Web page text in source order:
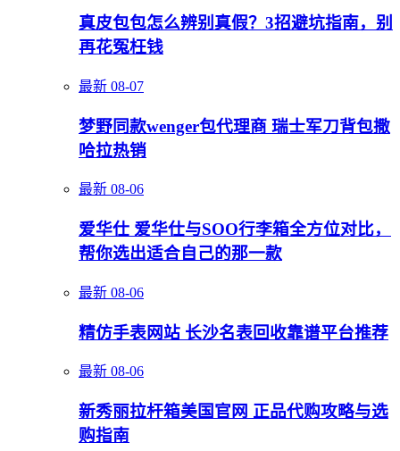
真皮包包怎么辨别真假？3招避坑指南，别
再花冤枉钱
最新 08-07
梦野同款wenger包代理商 瑞士军刀背包撒
哈拉热销
最新 08-06
爱华仕 爱华仕与SOO行李箱全方位对比，
帮你选出适合自己的那一款
最新 08-06
精仿手表网站 长沙名表回收靠谱平台推荐
最新 08-06
新秀丽拉杆箱美国官网 正品代购攻略与选
购指南